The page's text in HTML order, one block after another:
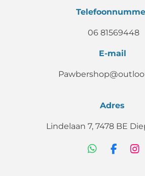
06 81569448
E-mail
Adres
Lindelaan 7, 7478 BE
W
F
I